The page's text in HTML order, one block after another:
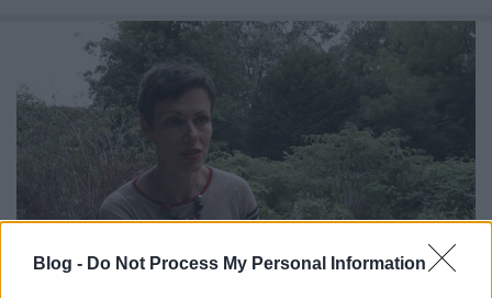
Blog - Do Not Process My Personal Information